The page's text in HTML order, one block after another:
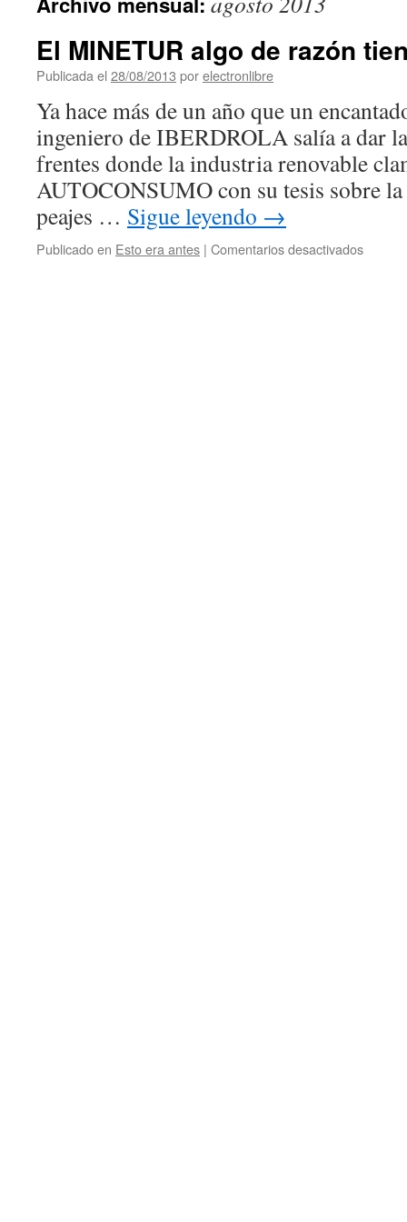
El MINETUR algo de razón
Publicada el 28/08/2013 porelectronlibre
Ya hace más de un año que un
ingeniero de IBERDROLA salía a dar
frentes donde la industria renovable
AUTOCONSUMO con su tesis sobre la
peajes … Sigue leyendo →
Publicado en Esto era antes | Comentarios desactivadosen